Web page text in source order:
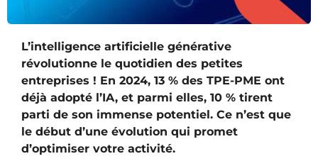
L’intelligence artificielle générative
révolutionne le quotidien des petites
entreprises ! En 2024, 13 % des TPE-PME ont
déjà adopté l’IA, et parmi elles, 10 % tirent
parti de son immense potentiel. Ce n’est que
le début d’une évolution qui promet
d’optimiser votre activité.